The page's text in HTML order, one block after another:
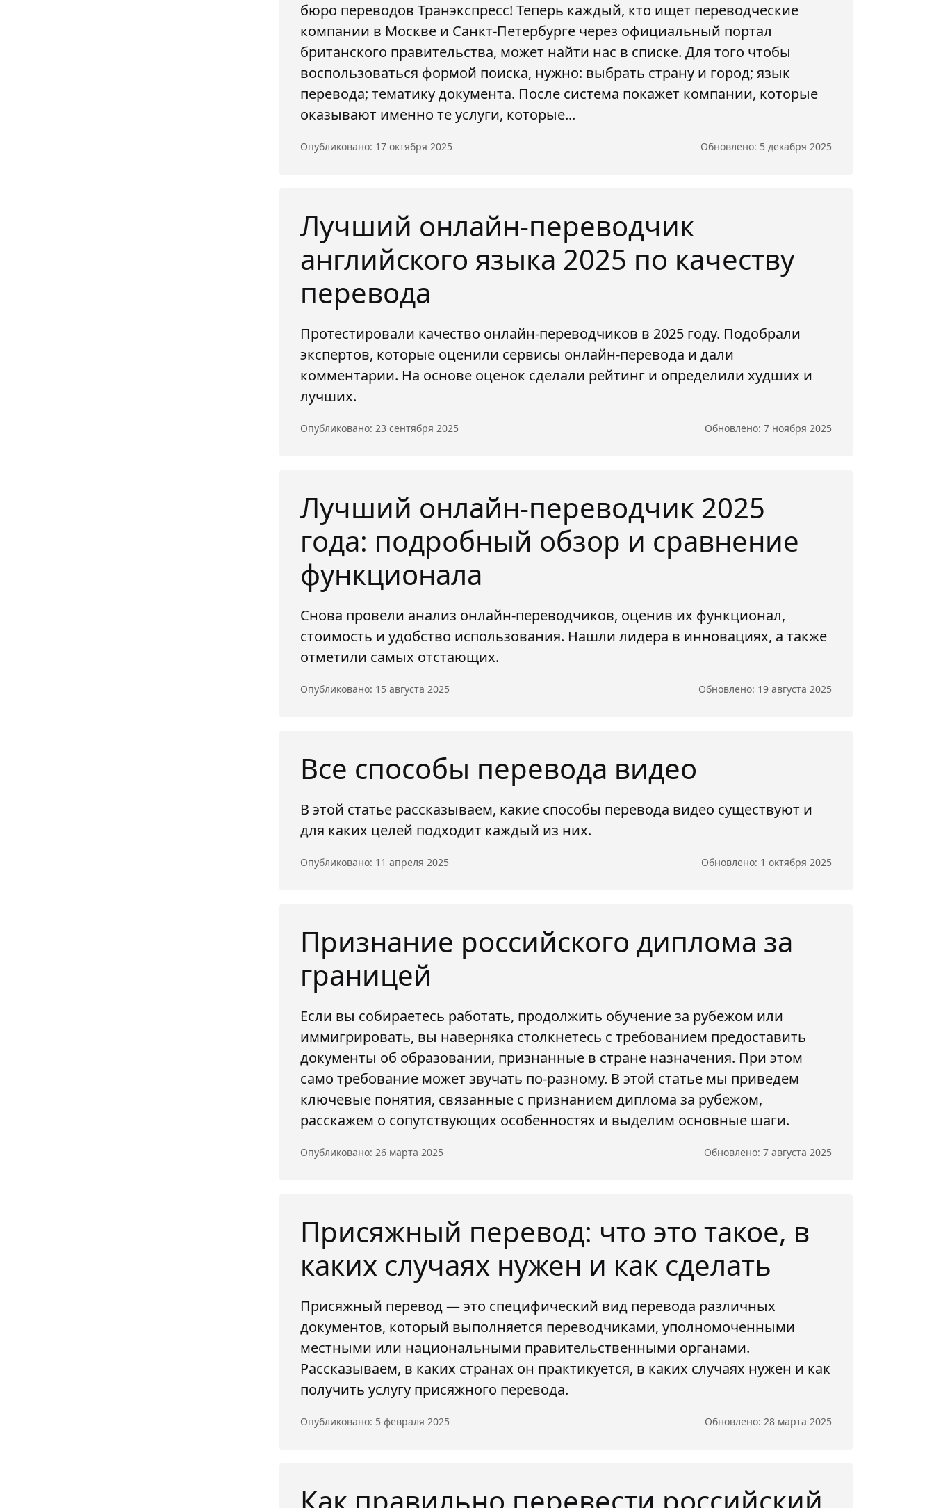
бюро переводов Транэкспресс! Теперь каждый, кто ищет переводческие
компании в Москве и Санкт-Петербурге через официальный портал
британского правительства, может найти нас в списке. Для того чтобы
воспользоваться формой поиска, нужно: выбрать страну и город; язык
перевода; тематику документа. После система покажет компании, которые
оказывают именно те услуги, которые...
Опубликовано: 17 октября 2025 Обновлено: 5 декабря 2025
Лучший онлайн-переводчик
английского языка 2025 по качеству
перевода
Протестировали качество онлайн-переводчиков в 2025 году. Подобрали
экспертов, которые оценили сервисы онлайн-перевода и дали
комментарии. На основе оценок сделали рейтинг и определили худших и
лучших.
Опубликовано: 23 сентября 2025 Обновлено: 7 ноября 2025
Лучший онлайн-переводчик 2025
года: подробный обзор и сравнение
функционала
Снова провели анализ онлайн-переводчиков, оценив их функционал,
стоимость и удобство использования. Нашли лидера в инновациях, а также
отметили самых отстающих.
Опубликовано: 15 августа 2025 Обновлено: 19 августа 2025
Все способы перевода видео
В этой статье рассказываем, какие способы перевода видео существуют и
для каких целей подходит каждый из них.
Опубликовано: 11 апреля 2025 Обновлено: 1 октября 2025
Признание российского диплома за
границей
Если вы собираетесь работать, продолжить обучение за рубежом или
иммигрировать, вы наверняка столкнетесь с требованием предоставить
документы об образовании, признанные в стране назначения. При этом
само требование может звучать по-разному. В этой статье мы приведем
ключевые понятия, связанные с признанием диплома за рубежом,
расскажем о сопутствующих особенностях и выделим основные шаги.
Опубликовано: 26 марта 2025 Обновлено: 7 августа 2025
Присяжный перевод: что это такое, в
каких случаях нужен и как сделать
Присяжный перевод — это специфический вид перевода различных
документов, который выполняется переводчиками, уполномоченными
местными или национальными правительственными органами.
Рассказываем, в каких странах он практикуется, в каких случаях нужен и как
получить услугу присяжного перевода.
Опубликовано: 5 февраля 2025 Обновлено: 28 марта 2025